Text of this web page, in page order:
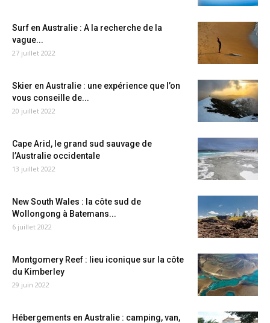
Surf en Australie : A la recherche de la
vague...
27 juillet 2022
Skier en Australie : une expérience que l’on
vous conseille de...
20 juillet 2022
Cape Arid, le grand sud sauvage de
l’Australie occidentale
13 juillet 2022
New South Wales : la côte sud de
Wollongong à Batemans...
6 juillet 2022
Montgomery Reef : lieu iconique sur la côte
du Kimberley
29 juin 2022
Hébergements en Australie : camping, van,